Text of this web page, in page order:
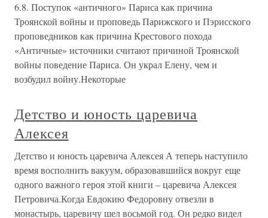
6.8. Поступок «античного» Париса как причина
Троянской войны и проповедь Парижского и Пэрисского
проповедников как причина Крестового похода
«Античные» источники считают причиной Троянской
войны поведение Париса. Он украл Елену, чем и
возбудил войну.Некоторые
Детство и юность царевича
Алексея
Детство и юность царевича Алексея А теперь наступило
время восполнить вакуум, образовавшийся вокруг еще
одного важного героя этой книги – царевича Алексея
Петровича.Когда Евдокию Федоровну отвезли в
монастырь, царевичу шел восьмой год. Он редко видел